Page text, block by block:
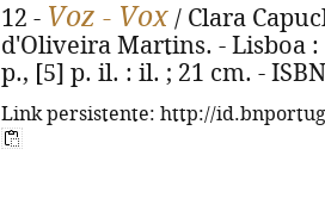
12 - Voz - Vox / Clara
d'Oliveira Martins. - Lisboa :
p., [5] p. il. : il. ; 21 cm. -
Link persistente: http://